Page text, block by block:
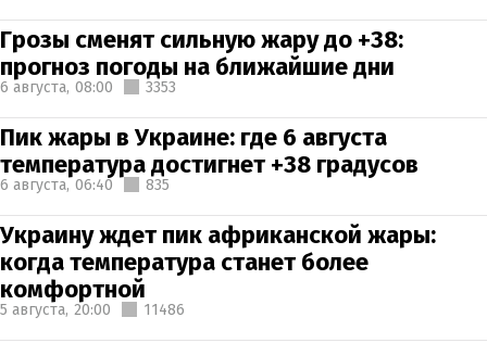
Грозы сменят сильную жару до +38:
прогноз погоды на ближайшие дни
6 августа, 08:00 3353
Пик жары в Украине: где 6 августа
температура достигнет +38 градусов
6 августа, 06:40 835
Украину ждет пик африканской жары:
когда температура станет более
комфортной
5 августа, 20:00 11486